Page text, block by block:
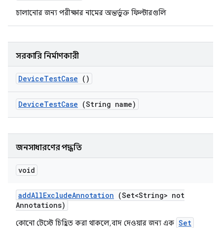
চালানোর জন্য পরীক্ষার নামের অন্তর্ভুক্ত ফিল্টারগুলি
সরকারি নির্মাণকারী
DeviceTestCase ()
DeviceTestCase (String name)
জনসাধারণের পদ্ধতি
void
addAllExcludeAnnotation (Set<String> not
Annotations)
কোনো টেস্টে চিহ্নিত করা থাকলে, বাদ দেওয়ার জন্য এক Set